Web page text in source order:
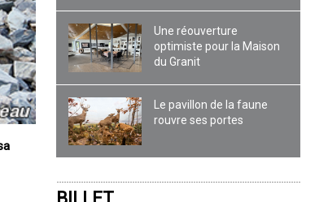
Une réouverture
optimiste pour la Maison
du Granit
Le pavillon de la faune
rouvre ses portes